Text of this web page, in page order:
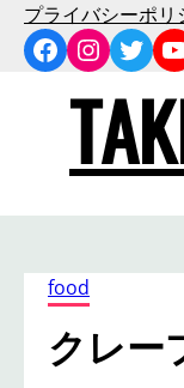
プライバシーポリ
Facebook
food
クレー